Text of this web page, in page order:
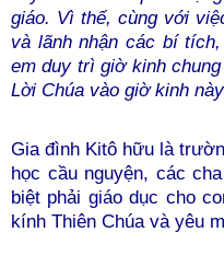
giáo. Vì thế, cùng với
và lãnh nhận các bí
em duy trì giờ kinh
Lời Chúa vào giờ kinh
Gia đình Kitô hữu là
học cầu nguyện, các
biệt phải giáo dục cho
kính Thiên Chúa và yêu